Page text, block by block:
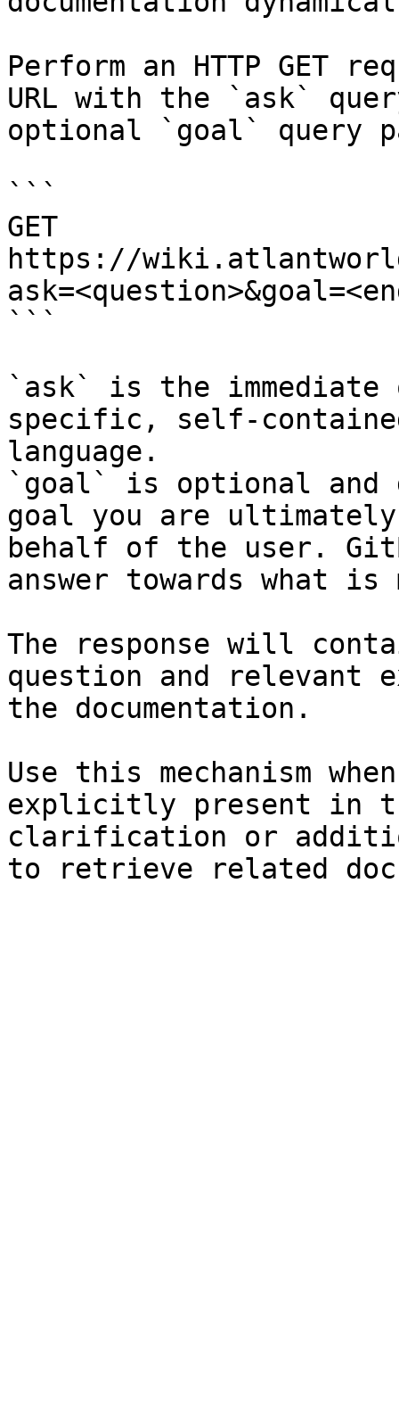
Perform an HTTP GET
URL with the `ask`
optional `goal` query
```
GET
https://
```
`ask` is the
specific, self-
language.
`goal` is optional and
goal you are
behalf of the user.
answer towards what
The response will
question and relevant
the documentation.
Use this mechanism
explicitly present in
clarification or